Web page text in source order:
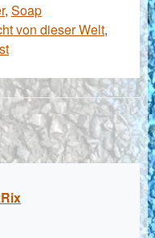
, Soap
von dieser Welt,